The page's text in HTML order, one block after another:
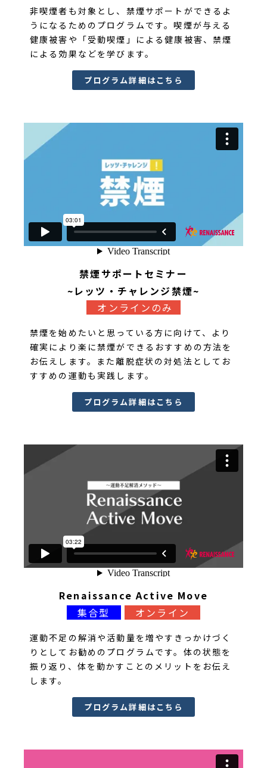
非喫煙者も対象とし、禁煙サポートができるよ
うになるためのプログラムです。喫煙が与える
健康被害や「受動喫煙」による健康被害、禁煙
による効果などを学びます。
プログラム詳細はこちら
禁煙サポートセミナー
~レッツ・チャレンジ禁煙~
オンラインのみ
禁煙を始めたいと思っている方に向けて、より
確実により楽に禁煙ができるおすすめの方法を
お伝えします。また離脱症状の対処法としてお
すすめの運動も実践します。
プログラム詳細はこちら
Renaissance Active Move
集合型
オンライン
運動不足の解消や活動量を増やすきっかけづく
りとしてお勧めのプログラムです。体の状態を
振り返り、体を動かすことのメリットをお伝え
します。
プログラム詳細はこちら